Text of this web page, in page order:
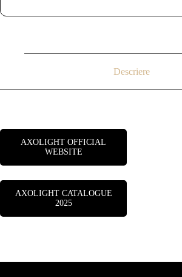
Descriere
AXOLIGHT OFFICIAL
WEBSITE
AXOLIGHT CATALOGUE
2025